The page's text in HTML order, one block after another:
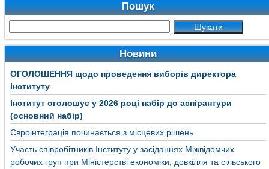
Пошук
Новини
ОГОЛОШЕННЯ щодо проведення виборів директора
Інституту
Інститут оголошує у 2026 році набір до аспірантури
(основний набір)
Євроінтеграція починається з місцевих рішень
Участь співробітників Інституту у засіданнях Міжвідомчих
робочих груп при Міністерстві економіки, довкілля та сільського